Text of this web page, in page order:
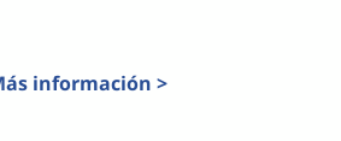
información >